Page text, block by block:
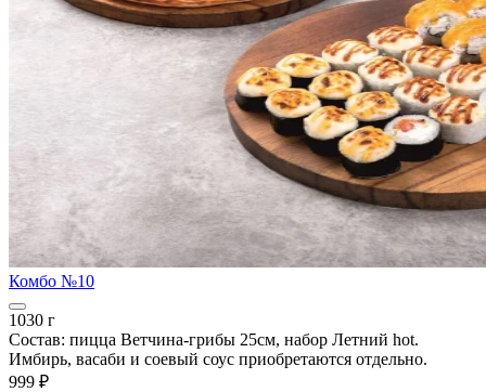
Комбо №10
1030 г
Состав: пицца Ветчина-грибы 25см, набор Летний hot.
Имбирь, васаби и соевый соус приобретаются отдельно.
999 ₽